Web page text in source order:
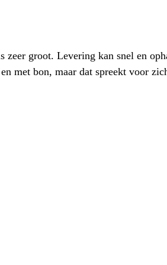
zeer groot. Levering kan snel en
met bon, maar dat spreekt voor